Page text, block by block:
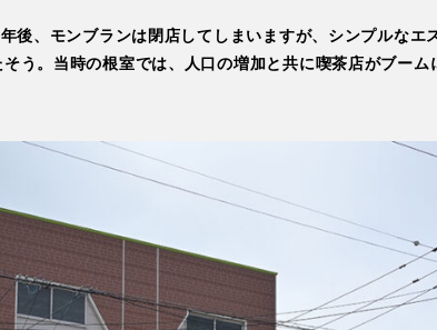
DEEPなこと
Things to Do
モデルコース
後、モンブランは閉店してしまいますが、シンプルなエ
う。当時の根室では、人口の増加と共に喫茶店がブーム